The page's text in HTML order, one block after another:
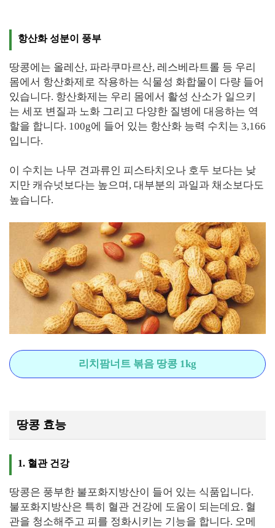
항산화 성분이 풍부
땅콩에는 올레산, 파라쿠마르산, 레스베라트롤 등 우리
몸에서 항산화제로 작용하는 식물성 화합물이 다량 들어
있습니다. 항산화제는 우리 몸에서 활성 산소가 일으키
는 세포 변질과 노화 그리고 다양한 질병에 대응하는 역
할을 합니다. 100g에 들어 있는 항산화 능력 수치는 3,166
입니다.
이 수치는 나무 견과류인 피스타치오나 호두 보다는 낮
지만 캐슈넛보다는 높으며, 대부분의 과일과 채소보다도
높습니다.
리치팜너트 볶음 땅콩 1kg
땅콩 효능
1. 혈관 건강
땅콩은 풍부한 불포화지방산이 들어 있는 식품입니다.
불포화지방산은 특히 혈관 건강에 도움이 되는데요. 혈
관을 청소해주고 피를 정화시키는 기능을 합니다. 오메